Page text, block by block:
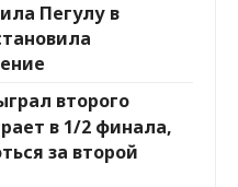
Пегулу в
второго
в 1/2 финала,
за второй